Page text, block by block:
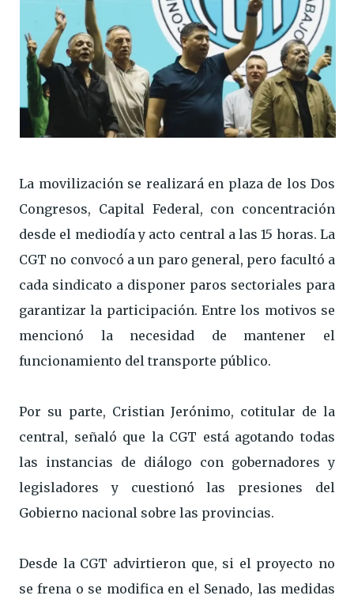
La movilización se realizará en plaza de los Dos
Congresos, Capital Federal, con concentración
desde el mediodía y acto central a las 15 horas. La
CGT no convocó a un paro general, pero facultó a
cada sindicato a disponer paros sectoriales para
garantizar la participación. Entre los motivos se
mencionó la necesidad de mantener el
funcionamiento del transporte público.
Por su parte, Cristian Jerónimo, cotitular de la
central, señaló que la CGT está agotando todas
las instancias de diálogo con gobernadores y
legisladores y cuestionó las presiones del
Gobierno nacional sobre las provincias.
Desde la CGT advirtieron que, si el proyecto no
se frena o se modifica en el Senado, las medidas